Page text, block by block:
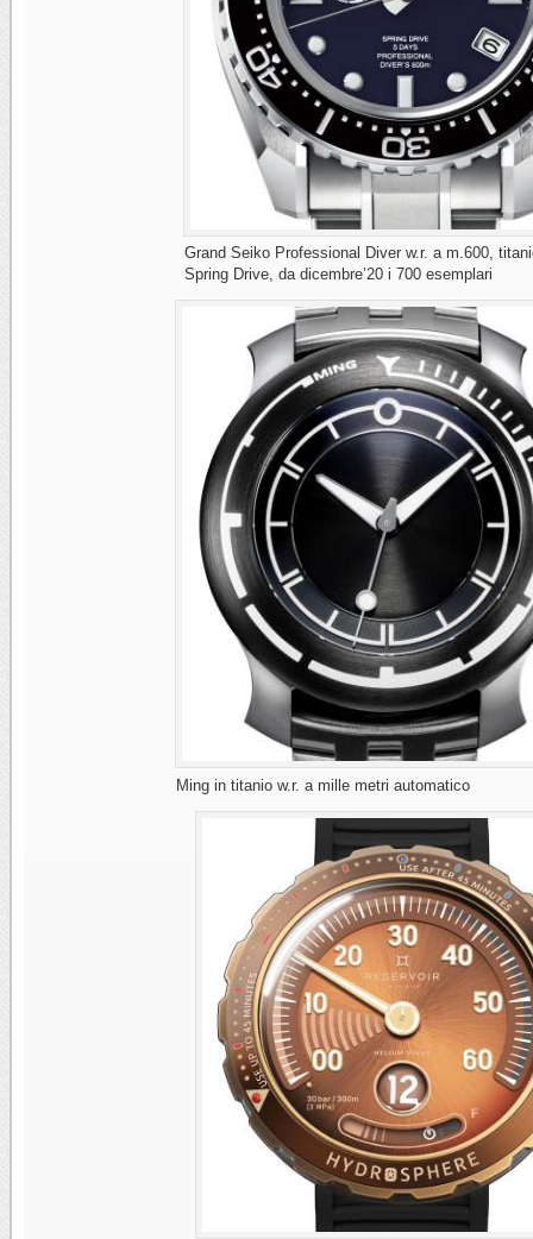
Grand Seiko Professional Diver w.r. a m.600,
Spring Drive, da dicembre’20 i 700 esemplari
Ming in titanio w.r. a mille metri automatico